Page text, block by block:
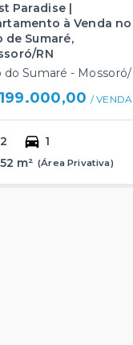
Paradise |
à Venda no
de Sumaré,
RN
/ VENDA
2
1
52 m² (Área Privativa)